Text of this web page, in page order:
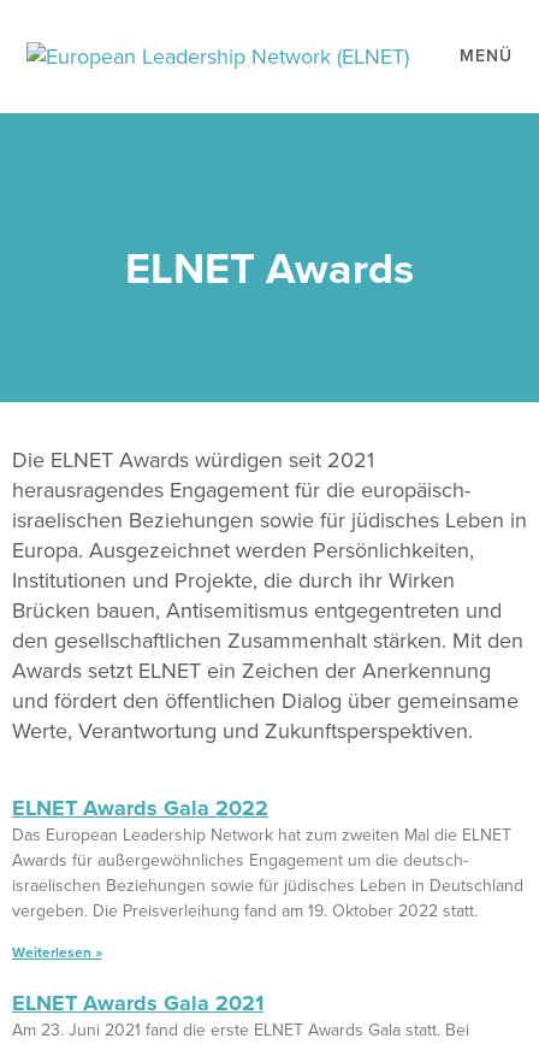
MENÜ
ELNET Awards
Die ELNET Awards würdigen seit 2021
herausragendes Engagement für die europäisch-
israelischen Beziehungen sowie für jüdisches Leben in
Europa. Ausgezeichnet werden Persönlichkeiten,
Institutionen und Projekte, die durch ihr Wirken
Brücken bauen, Antisemitismus entgegentreten und
den gesellschaftlichen Zusammenhalt stärken. Mit den
Awards setzt ELNET ein Zeichen der Anerkennung
und fördert den öffentlichen Dialog über gemeinsame
Werte, Verantwortung und Zukunftsperspektiven.
ELNET Awards Gala 2022
Das European Leadership Network hat zum zweiten Mal die ELNET
Awards für außergewöhnliches Engagement um die deutsch-
israelischen Beziehungen sowie für jüdisches Leben in Deutschland
vergeben. Die Preisverleihung fand am 19. Oktober 2022 statt.
Weiterlesen »
ELNET Awards Gala 2021
Am 23. Juni 2021 fand die erste ELNET Awards Gala statt. Bei